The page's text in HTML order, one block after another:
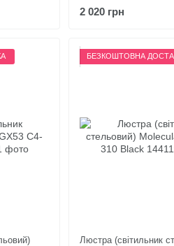
2 020 грн
БЕЗКОШТОВНА
Люстра (світильник